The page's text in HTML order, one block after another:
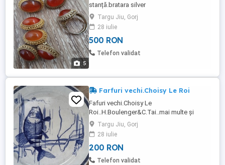
5
stanță.bratara silver
Targu Jiu, Gorj
28 iulie
500 RON
Telefon validat
Farfuri vechi.Choisy Le Roi
Fafuri vechi.Choisy Le
Roi..H.Boulenger&C.Tai..mai multe și
diferite picturi.
Targu Jiu, Gorj
28 iulie
200 RON
Telefon validat